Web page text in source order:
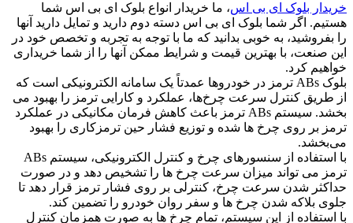
خریدار بلوک ای بی اس، ما خریدار انواع بلوک ای بی اس شما
هستیم. اگر شما بلوک ای بی اس دسته دوم دارید و تمایل دارید آنها
را بفروشید، به خوبی بدانید که ما با توجه به تجربه و تخصص خود در
این صنعت، با بهترین قیمت و شرایط ممکن آنها را از شما خریداری
خواهیم کرد.
بلوک ABs ترمز در خودروها عمدتاً یک سامانه الکترونیکی است که
از طریق کنترل سرعت چرخ‌ها، عملکرد و کارایی ترمز را بهبود می
بخشد. سیستم ABs ترمز باعث کاهش فرمان مکانیکی در عملکرد
ترمز بر روی چرخ ها شده و توزیع فشار حین ترمزکاری را بهبود
می‌بخشد.
با استفاده از سنسورهای چرخ و کنترل الکترونیکی، سیستم ABs
ترمز می تواند میزان سرعت چرخ ها را تشخیص دهد و در صورت
حداکثر شدن سرعت چرخ، کنترلی بر روی فشار ترمز قرار دهد تا
جلوی بلاکه شدن چرخ ها و سفر روان خودرو را تضمین کند.
با استفاده از این سیستم، تمام چرخ ها به صورت همزمان کنترل